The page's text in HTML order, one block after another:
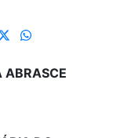
ABRASCE